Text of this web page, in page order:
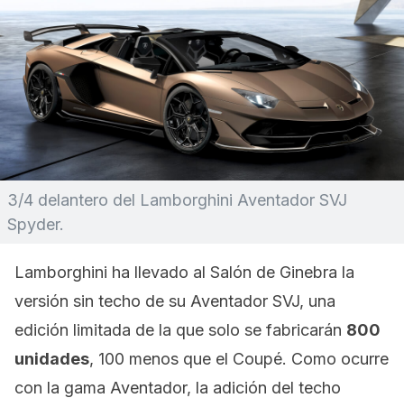
3/4 delantero del Lamborghini Aventador SVJ
Spyder.
Lamborghini ha llevado al Salón de Ginebra la
versión sin techo de su Aventador SVJ, una
edición limitada de la que solo se fabricarán 800
unidades, 100 menos que el Coupé. Como ocurre
con la gama Aventador, la adición del techo